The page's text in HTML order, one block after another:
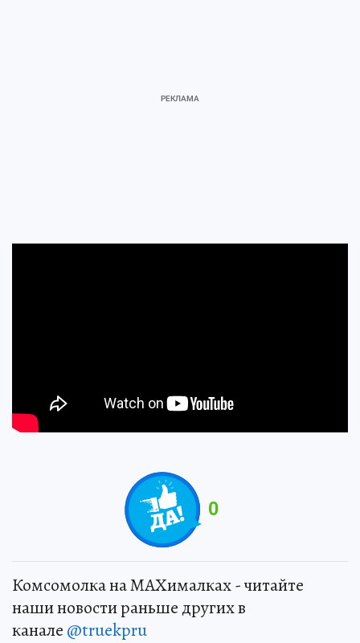
0
Комсомолка на MAXималках - читайте
наши новости раньше других в
канале @truekpru